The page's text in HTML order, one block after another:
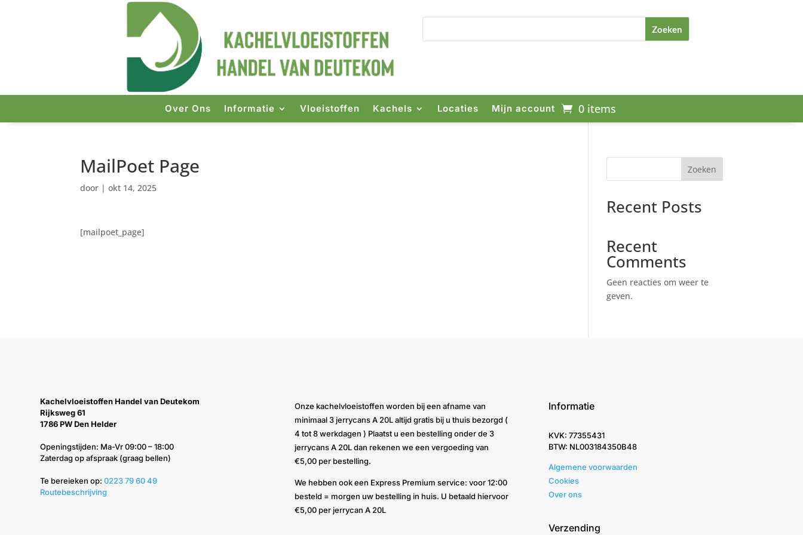
Over Ons Informatie Vloeistoffen Kachels Locaties Mijn account 0 items
MailPoet Page
door |okt 14, 2025
[mailpoet_page]
Zoeken
Recent Posts
Recent
Comments
Geen reacties om weer te
geven.
Kachelvloeistoffen Handel van Deutekom
Rijksweg 61
1786 PW Den Helder
Openingstijden: Ma-Vr 09:00 – 18:00
Zaterdag op afspraak (graag bellen)
Te bereieken op: ‭0223 79 60 49‬
Routebeschrijving
Onze kachelvloeistoffen worden bij een afname van
minimaal 3 jerrycans A 20L altijd gratis bij u thuis bezorgd (
4 tot 8 werkdagen ) Plaatst u een bestelling onder de 3
jerrycans A 20L dan rekenen we een vergoeding van
€5,00 per bestelling.
We hebben ook een Express Premium service: voor 12:00
besteld = morgen uw bestelling in huis. U betaald hiervoor
€5,00 per jerrycan A 20L
Informatie
KVK: 77355431
BTW: NL003184350B48
Algemene voorwaarden
Cookies
Over ons
Verzending